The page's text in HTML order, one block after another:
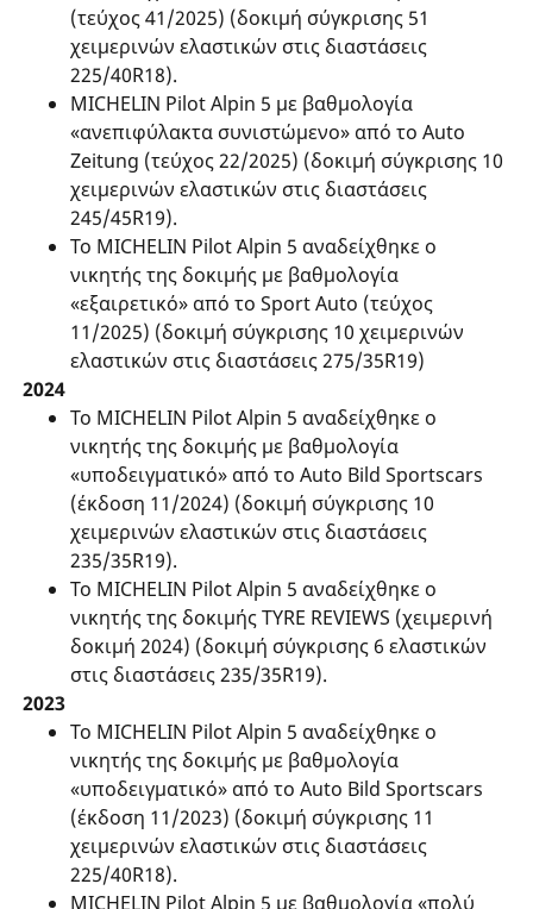
(τεύχος 41/2025) (δοκιμή σύγκρισης 51
χειμερινών ελαστικών στις διαστάσεις
225/40R18).
MICHELIN Pilot Alpin 5 με βαθμολογία
«ανεπιφύλακτα συνιστώμενο» από το Auto
Zeitung (τεύχος 22/2025) (δοκιμή σύγκρισης 10
χειμερινών ελαστικών στις διαστάσεις
245/45R19).
Το MICHELIN Pilot Alpin 5 αναδείχθηκε ο
νικητής της δοκιμής με βαθμολογία
«εξαιρετικό» από το Sport Auto (τεύχος
11/2025) (δοκιμή σύγκρισης 10 χειμερινών
ελαστικών στις διαστάσεις 275/35R19)
2024
Το MICHELIN Pilot Alpin 5 αναδείχθηκε ο
νικητής της δοκιμής με βαθμολογία
«υποδειγματικό» από το Auto Bild Sportscars
(έκδοση 11/2024) (δοκιμή σύγκρισης 10
χειμερινών ελαστικών στις διαστάσεις
235/35R19).
Το MICHELIN Pilot Alpin 5 αναδείχθηκε ο
νικητής της δοκιμής TYRE REVIEWS (χειμερινή
δοκιμή 2024) (δοκιμή σύγκρισης 6 ελαστικών
στις διαστάσεις 235/35R19).
2023
Το MICHELIN Pilot Alpin 5 αναδείχθηκε ο
νικητής της δοκιμής με βαθμολογία
«υποδειγματικό» από το Auto Bild Sportscars
(έκδοση 11/2023) (δοκιμή σύγκρισης 11
χειμερινών ελαστικών στις διαστάσεις
225/40R18).
MICHELIN Pilot Alpin 5 με βαθμολογία «πολύ